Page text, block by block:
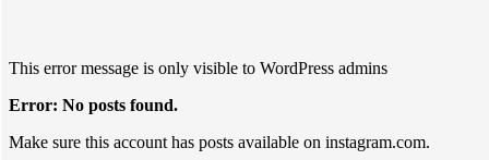
This error message is only visible to WordPress admins
Error: No posts found.
Make sure this account has posts available on instagram.com.